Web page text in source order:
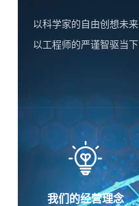
以科学家的自由创想未来
以工程师的严谨智驱当下
我们的经营理念